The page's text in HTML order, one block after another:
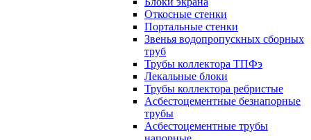
Откосные стенки
Портальные стенки
Звенья водопропускных сборных
труб
Трубы коллектора ТПФэ
Лекальные блоки
Трубы коллектора ребристые
Асбестоцементные безнапорные
трубы
Асбестоцементные трубы